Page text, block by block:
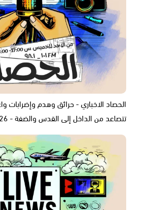
الحصاد الاخباري - حرائق وهدم وإضرابات
تتصاعد من الداخل إلى القدس والضفة - 02.08.2026